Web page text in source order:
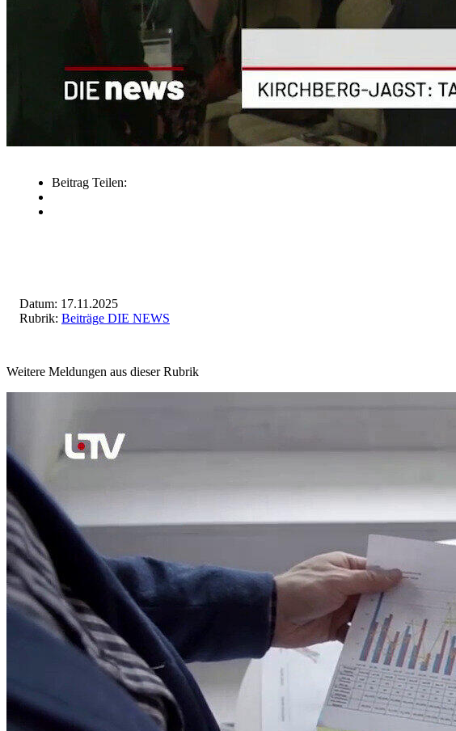
Beitrag Teilen:
Datum: 17.11.2025
Rubrik: Beiträge DIE NEWS
Weitere Meldungen aus dieser Rubrik